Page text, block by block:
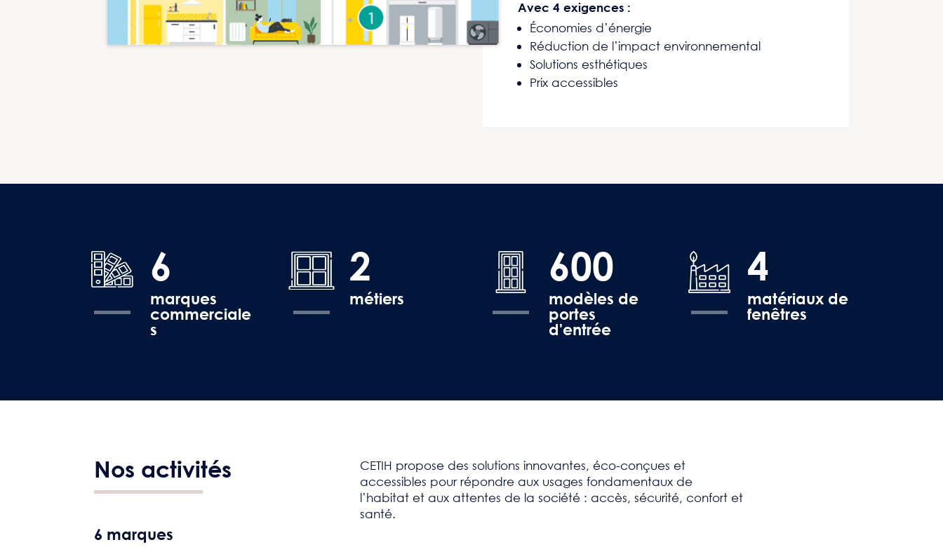
Avec 4 exigences :
Économies d’énergie
Réduction de l’impact environnemental
Solutions esthétiques
Prix accessibles
6
marques
commerciale
s
2
métiers
600
modèles de
portes
d'entrée
4
matériaux de
fenêtres
Nos activités
6 marques
CETIH propose des solutions innovantes, éco-conçues et
accessibles pour répondre aux usages fondamentaux de
l’habitat et aux attentes de la société : accès, sécurité, confort et
santé.